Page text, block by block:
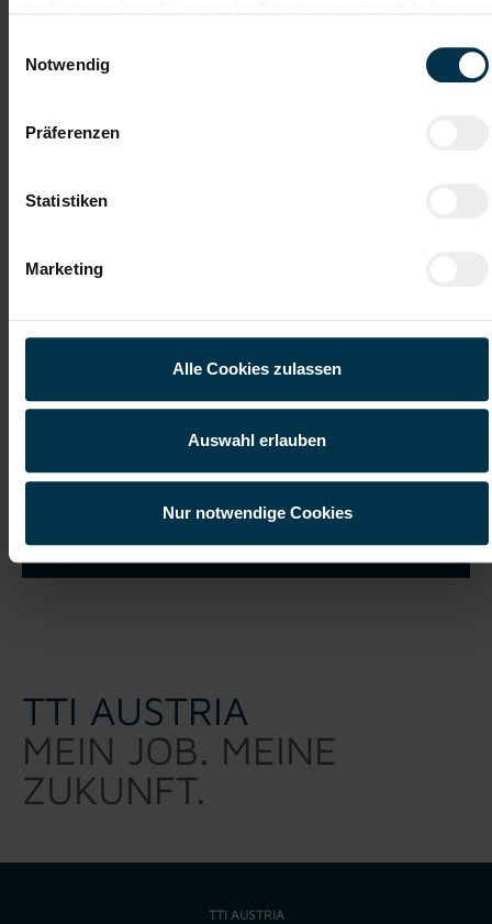
Notwendig
Präferenzen
Statistiken
Marketing
Alle Cookies zulassen
Auswahl erlauben
Nur notwendige Cookies
Datei 5
und willige ein, dass meine personenbezogenen Daten im
Rahmen meiner Initiativbewerbung für die Dauer von drei
Jahren verarbeitet werden dürfen.*
Job suchen
TTI AUSTRIA
MEIN JOB. MEINE
ZUKUNFT.
TTI AUSTRIA